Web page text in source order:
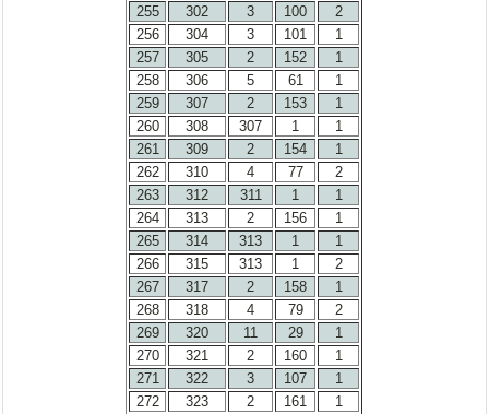
255
302 3 100
2
256
304 3 101
1
257
305 2 152
1
258
306 5 61
1
259
307 2 153
1
260
308 307 1
1
261
309 2 154
1
262
310 4 77
2
263
312 311 1
1
264
313 2 156
1
265
314 313 1
1
266
315 313 1
2
267
317 2 158
1
268
318 4 79
2
269
320 11 29
1
270
321 2 160
1
271
322 3 107
1
272
323 2 161
1